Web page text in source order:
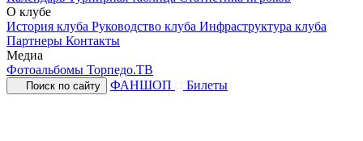
О клубе
История клуба Руководство клуба Инфраструктура клуба
Партнеры Контакты
Медиа
Фотоальбомы Торпедо.ТВ
Поиск по сайту ФАНШОП Билеты